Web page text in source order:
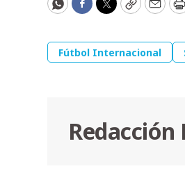
WhatsApp
Facebook
Twitter
Copy
Fútbol Internacional
Redacción